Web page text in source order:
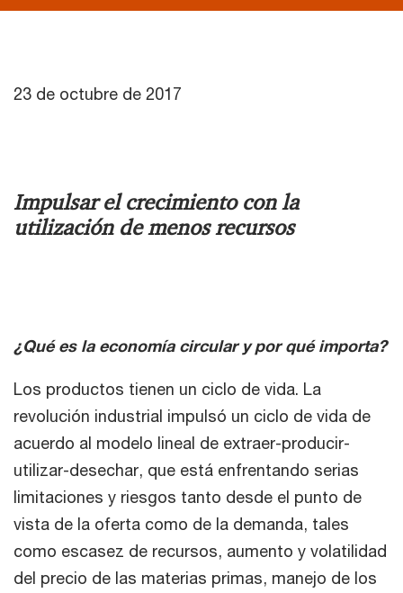
23 de octubre de 2017
Impulsar el crecimiento con la
utilización de menos recursos
¿Qué es la economía circular y por qué importa?
Los productos tienen un ciclo de vida. La
revolución industrial impulsó un ciclo de vida de
acuerdo al modelo lineal de extraer-producir-
utilizar-desechar, que está enfrentando serias
limitaciones y riesgos tanto desde el punto de
vista de la oferta como de la demanda, tales
como escasez de recursos, aumento y volatilidad
del precio de las materias primas, manejo de los